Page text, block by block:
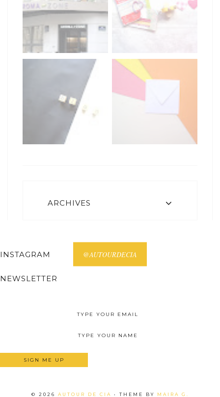
ARCHIVES
INSTAGRAM @AUTOURDECIA
NEWSLETTER
© 2026 AUTOUR DE CIA • THEME BY MAIRA G.